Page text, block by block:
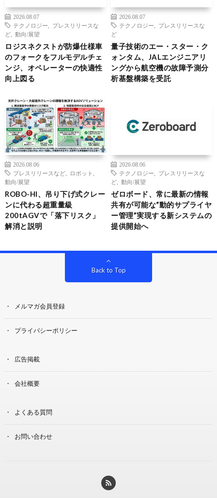
2026.08.07
テクノロジー
プレスリリースな
ど
動向/展望
ロジスネクストが防爆仕様車
のフォークをフルモデルチェ
ンジ、オペレーターの快適性
向上図る
2026.08.07
テクノロジー
プレスリリースな
ど
量子技術のエー・スター・ク
ォンタム、JALエンジニアリ
ングから航空機の故障予測分
析基盤構築を受託
2026.08.06
プレスリリースなど
ロボット
動向/展望
ROBO-HI、吊り下げ式クレー
ンに代わる超重量級
200tAGVで「落下リスク」
解消と説明
2026.08.06
テクノロジー
プレスリリースな
ど
動向/展望
ゼロボード、常に最新の情報
共有が可能な“動的サプライヤ
ー管理”実現する新システムの
提供開始へ
Back to Top
メルマガ会員登録
プライバシーポリシー
広告掲載
会社概要
よくある質問
お問い合わせ